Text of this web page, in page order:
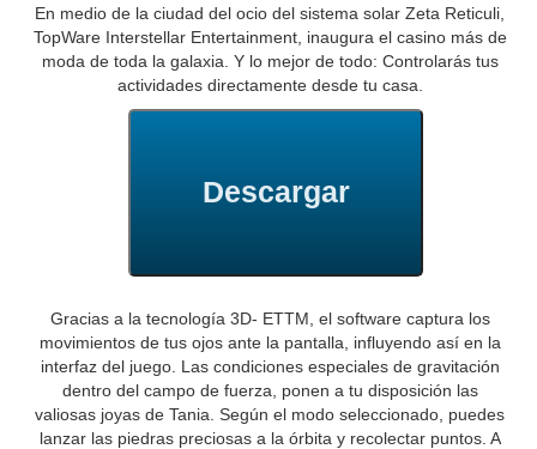
En medio de la ciudad del ocio del sistema solar Zeta Reticuli,
TopWare Interstellar Entertainment, inaugura el casino más de
moda de toda la galaxia. Y lo mejor de todo: Controlarás tus
actividades directamente desde tu casa.
Descargar
Gracias a la tecnología 3D- ETTM, el software captura los
movimientos de tus ojos ante la pantalla, influyendo así en la
interfaz del juego. Las condiciones especiales de gravitación
dentro del campo de fuerza, ponen a tu disposición las
valiosas joyas de Tania. Según el modo seleccionado, puedes
lanzar las piedras preciosas a la órbita y recolectar puntos. A